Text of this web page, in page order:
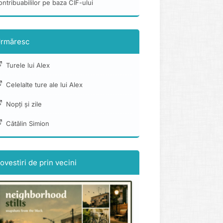
pe baza CIF-ului
Turele lui Alex
Celelalte ture ale lui Alex
Nopți și zile
Cătălin Simion
de prin vecini